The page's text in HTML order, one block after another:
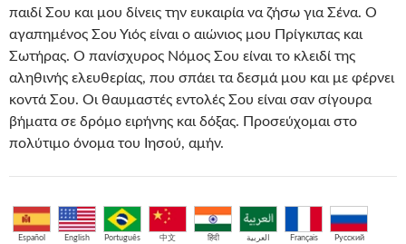
παιδί Σου και μου δίνεις την ευκαιρία να ζήσω για Σένα. Ο
αγαπημένος Σου Υιός είναι ο αιώνιος μου Πρίγκιπας και
Σωτήρας. Ο πανίσχυρος Νόμος Σου είναι το κλειδί της
αληθινής ελευθερίας, που σπάει τα δεσμά μου και με φέρνει
κοντά Σου. Οι θαυμαστές εντολές Σου είναι σαν σίγουρα
βήματα σε δρόμο ειρήνης και δόξας. Προσεύχομαι στο
πολύτιμο όνομα του Ιησού, αμήν.
Español English Português 中文 हिंदी العربية Français Русский